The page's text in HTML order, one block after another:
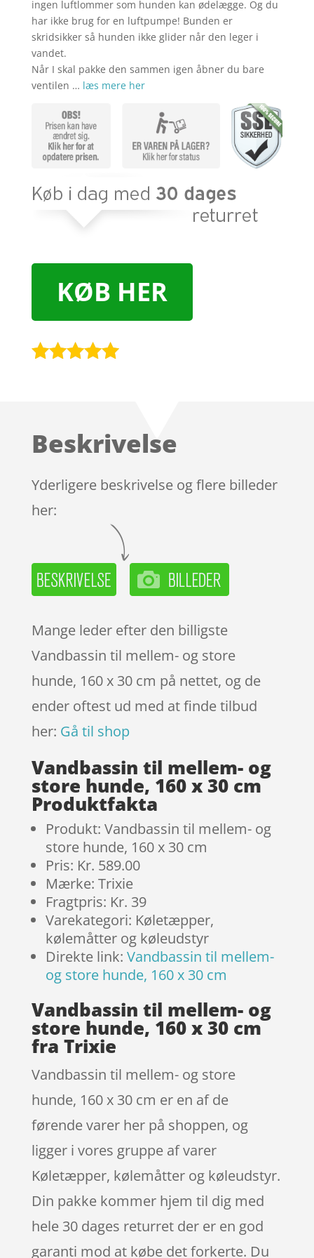
ingen luftlommer som hunden kan ødelægge. Og du
har ikke brug for en luftpumpe! Bunden er
skridsikker så hunden ikke glider når den leger i
vandet.
Når I skal pakke den sammen igen åbner du bare
ventilen … læs mere her
KØB HER
kundebedøm
Beskrivelse
Yderligere beskrivelse og flere billeder
her:
Mange leder efter den billigste
Vandbassin til mellem- og store
hunde, 160 x 30 cm på nettet, og de
ender oftest ud med at finde tilbud
her: Gå til shop
Vandbassin til mellem- og
store hunde, 160 x 30 cm
Produktfakta
Produkt: Vandbassin til mellem- og
store hunde, 160 x 30 cm
Pris: Kr. 589.00
Mærke: Trixie
Fragtpris: Kr. 39
Varekategori: Køletæpper,
kølemåtter og køleudstyr
Direkte link: Vandbassin til mellem-
og store hunde, 160 x 30 cm
Vandbassin til mellem- og
store hunde, 160 x 30 cm
fra Trixie
Vandbassin til mellem- og store
hunde, 160 x 30 cm er en af de
førende varer her på shoppen, og
ligger i vores gruppe af varer
Køletæpper, kølemåtter og køleudstyr.
Din pakke kommer hjem til dig med
hele 30 dages returret der er en god
garanti mod at købe det forkerte. Du